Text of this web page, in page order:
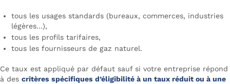
tous les usages standards (bureaux, commerces, industries
légères…),
tous les profils tarifaires,
tous les fournisseurs de gaz naturel.
Ce taux est appliqué par défaut sauf si votre entreprise répond
à des critères spécifiques d’éligibilité à un taux réduit ou à une